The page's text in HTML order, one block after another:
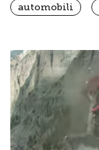
automobili